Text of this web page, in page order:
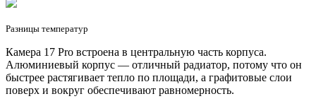
Разницы температур
Камера 17 Pro встроена в центральную часть корпуса.
Алюминиевый корпус — отличный радиатор, потому что он
быстрее растягивает тепло по площади, а графитовые слои
поверх и вокруг обеспечивают равномерность.